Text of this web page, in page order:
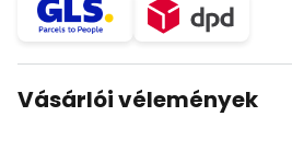
Vásárlói vélemények